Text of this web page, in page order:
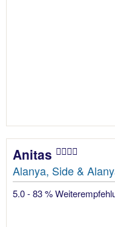
Anitas
Alanya, Side &
5.0 - 83 %